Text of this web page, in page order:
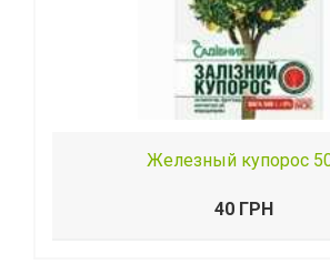
Железный купорос
40 ГРН